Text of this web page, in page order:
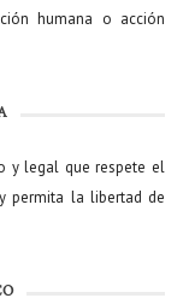
humana o acción
y legal que respete el
permita la libertad de